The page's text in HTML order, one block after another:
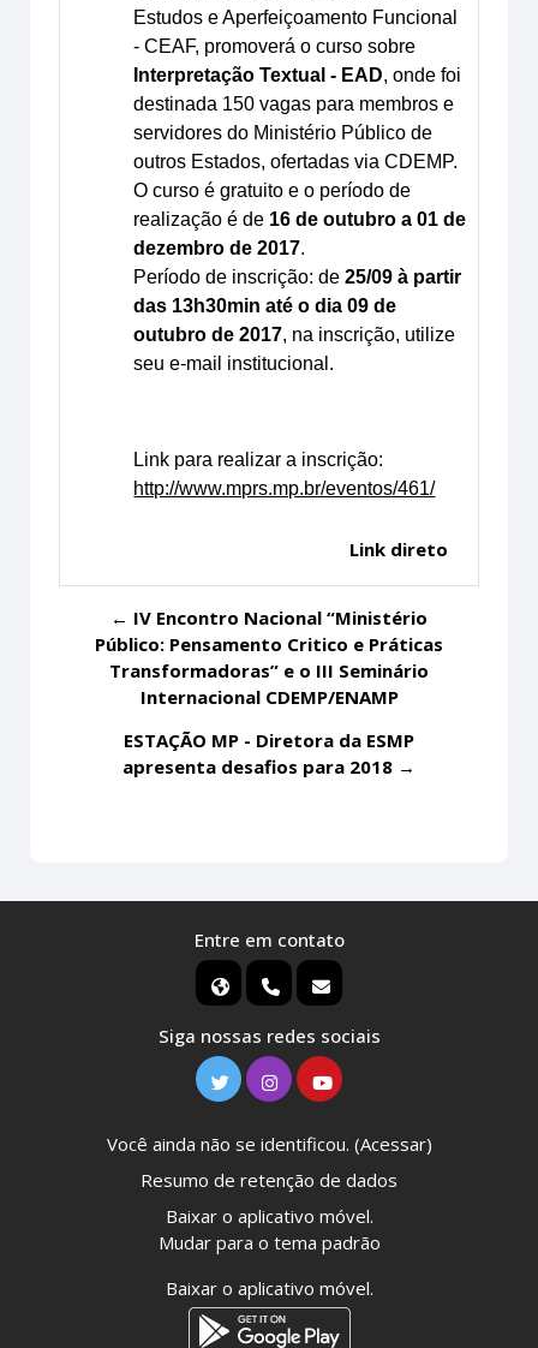
Estudos e Aperfeiçoamento Funcional
- CEAF, promoverá o curso sobre
Interpretação Textual - EAD, onde foi
destinada 150 vagas para membros e
servidores do Ministério Público de
outros Estados, ofertadas via CDEMP.
O curso é gratuito e o período de
realização é de 16 de outubro a 01 de
dezembro de 2017.
Período de inscrição: de25/09 à partir
das 13h30min até o dia 09 de
outubro de 2017, na inscrição, utilize
seu e-mail institucional.
Link para realizar a inscrição:
http://www.mprs.mp.br/eventos/461/
Link direto
← IV Encontro Nacional “Ministério
Público: Pensamento Critico e Práticas
Transformadoras” e o III Seminário
Internacional CDEMP/ENAMP
ESTAÇÃO MP - Diretora da ESMP
apresenta desafios para 2018 →
Entre em contato
Siga nossas redes sociais
Você ainda não se identificou. (Acessar)
Resumo de retenção de dados
Baixar o aplicativo móvel.
Mudar para o tema padrão
Baixar o aplicativo móvel.